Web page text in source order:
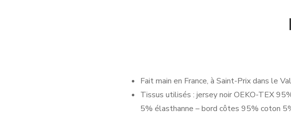
Fait main en France, à Saint-Prix dans le
Tissus utilisés : jersey noir OEKO-TEX
5% élasthanne – bord côtes 95% coton